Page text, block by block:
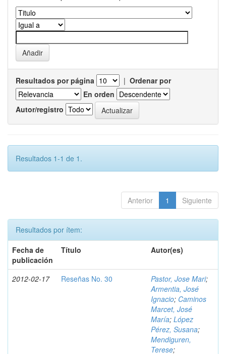
Resultados por página | Ordenar por
En orden
Autor/registro
Resultados 1-1 de 1.
Anterior 1 Siguiente
Resultados por ítem:
Fecha de
publicación
Título Autor(es)
2012-02-17 Reseñas No. 30 Pastor, Jose Mari;
Armentia, José
Ignacio; Caminos
Marcet, José
María; López
Pérez, Susana;
Mendiguren,
Terese;